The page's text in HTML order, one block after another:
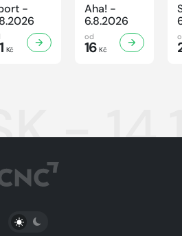
-
Kč
Aha! -
6.8.2026
od
16 Kč
-
PŘEPNOUT SVĚTLÝ/TMAVÝ REŽIM